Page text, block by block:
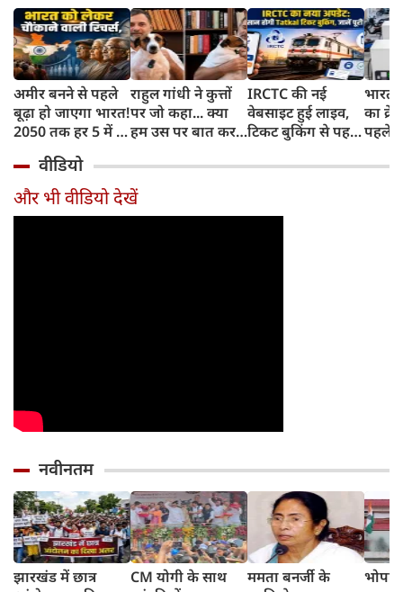
अमीर बनने से पहले
बूढ़ा हो जाएगा भारत!
2050 तक हर 5 में 1
साल से ज्यादा उम्र का
राहुल गांधी ने कुत्तों
पर जो कहा... क्या
हम उस पर बात कर
IRCTC की नई
वेबसाइट हुई लाइव,
टिकट बुकिंग से पहले
काम, जानें पूरा
भारत
का
पहले
और
वीडियो
और भी वीडियो देखें
नवीनतम
झारखंड में छात्र
CM योगी के साथ
ममता बनर्जी के